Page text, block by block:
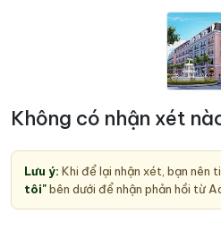
Không có nhận xét
Lưu ý: Khi để lại nhận xét, bạn nên
tôi"bên dưới để nhận phản hồi từ